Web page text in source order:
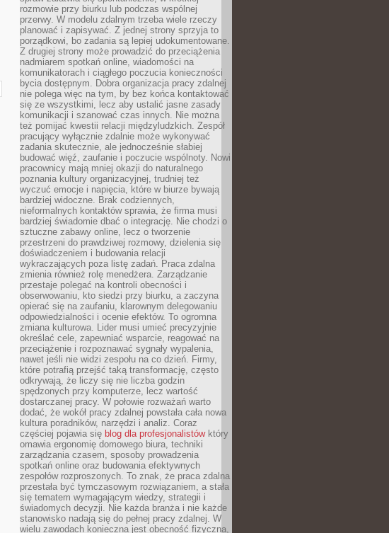
rozmowie przy biurku lub podczas wspólnej
przerwy. W modelu zdalnym trzeba wiele rzeczy
planować i zapisywać. Z jednej strony sprzyja to
porządkowi, bo zadania są lepiej udokumentowane.
Z drugiej strony może prowadzić do przeciążenia
nadmiarem spotkań online, wiadomości na
komunikatorach i ciągłego poczucia konieczności
bycia dostępnym. Dobra organizacja pracy zdalnej
nie polega więc na tym, by bez końca kontaktować
się ze wszystkimi, lecz aby ustalić jasne zasady
komunikacji i szanować czas innych. Nie można
też pomijać kwestii relacji międzyludzkich. Zespół
pracujący wyłącznie zdalnie może wykonywać
zadania skutecznie, ale jednocześnie słabiej
budować więź, zaufanie i poczucie wspólnoty. Nowi
pracownicy mają mniej okazji do naturalnego
poznania kultury organizacyjnej, trudniej też
wyczuć emocje i napięcia, które w biurze bywają
bardziej widoczne. Brak codziennych,
nieformalnych kontaktów sprawia, że firma musi
bardziej świadomie dbać o integrację. Nie chodzi o
sztuczne zabawy online, lecz o tworzenie
przestrzeni do prawdziwej rozmowy, dzielenia się
doświadczeniem i budowania relacji
wykraczających poza listę zadań. Praca zdalna
zmienia również rolę menedżera. Zarządzanie
przestaje polegać na kontroli obecności i
obserwowaniu, kto siedzi przy biurku, a zaczyna
opierać się na zaufaniu, klarownym delegowaniu
odpowiedzialności i ocenie efektów. To ogromna
zmiana kulturowa. Lider musi umieć precyzyjnie
określać cele, zapewniać wsparcie, reagować na
przeciążenie i rozpoznawać sygnały wypalenia,
nawet jeśli nie widzi zespołu na co dzień. Firmy,
które potrafią przejść taką transformację, często
odkrywają, że liczy się nie liczba godzin
spędzonych przy komputerze, lecz wartość
dostarczanej pracy. W połowie rozważań warto
dodać, że wokół pracy zdalnej powstała cała nowa
kultura poradników, narzędzi i analiz. Coraz
częściej pojawia się blog dla profesjonalistówktóry
omawia ergonomię domowego biura, techniki
zarządzania czasem, sposoby prowadzenia
spotkań online oraz budowania efektywnych
zespołów rozproszonych. To znak, że praca zdalna
przestała być tymczasowym rozwiązaniem, a stała
się tematem wymagającym wiedzy, strategii i
świadomych decyzji. Nie każda branża i nie każde
stanowisko nadają się do pełnej pracy zdalnej. W
wielu zawodach konieczna jest obecność fizyczna,